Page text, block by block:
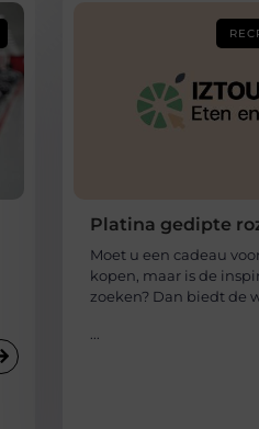
Platina gedipte
Moet u een cadeau
kopen, maar is de
zoeken? Dan biedt de